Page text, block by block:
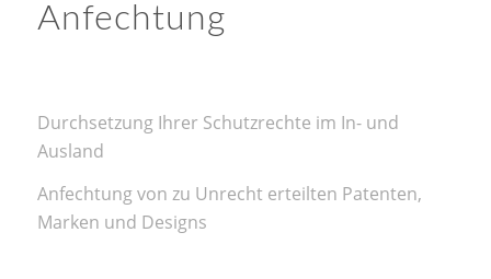
Anfechtung
Durchsetzung Ihrer Schutzrechte im In- und
Ausland
Anfechtung von zu Unrecht erteilten Patenten,
Marken und Designs